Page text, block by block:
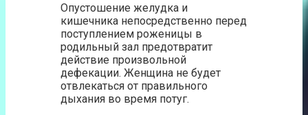
Опустошение желудка и
кишечника непосредственно перед
поступлением роженицы в
родильный зал предотвратит
действие произвольной
дефекации. Женщина не будет
отвлекаться от правильного
дыхания во время потуг.